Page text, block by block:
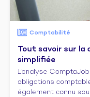
Comptabilité
Tout savoir sur la
simplifiée
L’analyse
obligations
également connu